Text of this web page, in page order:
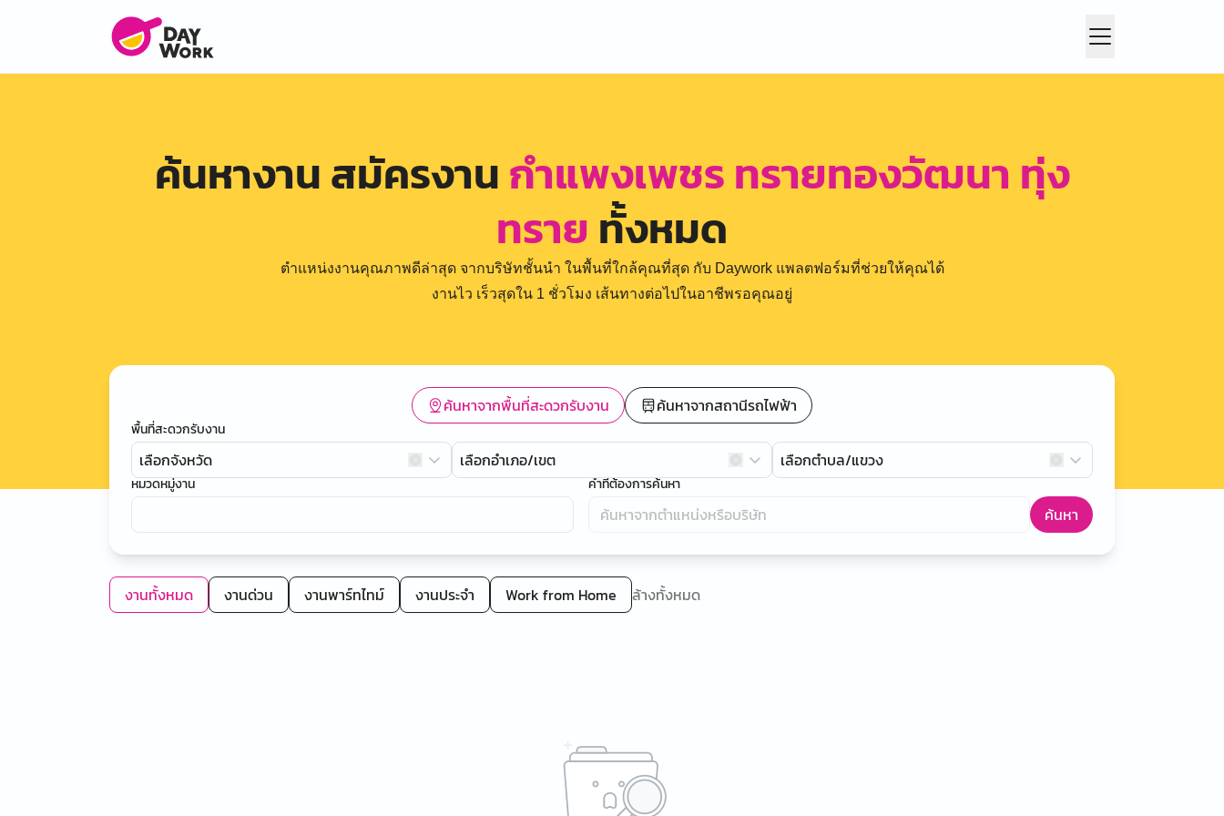
ค้นหางาน สมัครงานกำแพงเพชร ทรายทองวัฒนา ทุ่ง
ทราย ทั้งหมด
ตำแหน่งงานคุณภาพดีล่าสุด จากบริษัทชั้นนำ ในพื้นที่ใกล้คุณที่สุด กับ Daywork แพลตฟอร์มที่ช่วยให้คุณได้
งานไว เร็วสุดใน 1 ชั่วโมง เส้นทางต่อไปในอาชีพรอคุณอยู่
ค้นหาจากพื้นที่สะดวกรับงาน ค้นหาจากสถานีรถไฟฟ้า
พื้นที่สะดวกรับงาน
เลือกจังหวัด เลือกอำเภอ/เขต เลือกตำบล/แขวง
หมวดหมู่งาน คำที่ต้องการค้นหา
ค้นหา
งานทั้งหมด งานด่วน งานพาร์ทไทม์ งานประจำ Work from Home ล้างทั้งหมด